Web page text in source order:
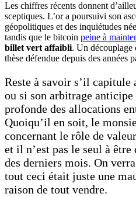
Les chiffres récents donnent
sceptiques. L’or a poursuivi son
géopolitiques et des inquiétudes
tandis que le bitcoin peine à
billet vert affaibli. Un découplage
thèse défendue depuis des années
Reste à savoir s’il capitule
ou si son arbitrage
profonde des allocations
Quoiqu’il en soit, le
concernant le rôle de
et il n’est pas le seul à être
des derniers mois. On
tout ceci était juste une
raison de tout vendre.